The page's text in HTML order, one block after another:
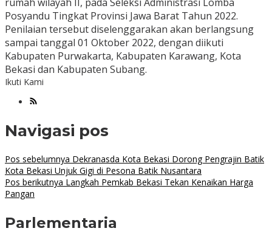
Posyandu Tingkat Provinsi Jawa Barat Tahun 2022.
Penilaian tersebut diselenggarakan akan berlangsung
sampai tanggal 01 Oktober 2022, dengan diikuti
Kabupaten Purwakarta, Kabupaten Karawang, Kota
Bekasi dan Kabupaten Subang.
Ikuti Kami
Navigasi pos
Pos sebelumnya Dekranasda Kota Bekasi Dorong Pengrajin Batik
Kota Bekasi Unjuk Gigi di Pesona Batik Nusantara
Pos berikutnya Langkah Pemkab Bekasi Tekan Kenaikan Harga
Pangan
Parlementaria